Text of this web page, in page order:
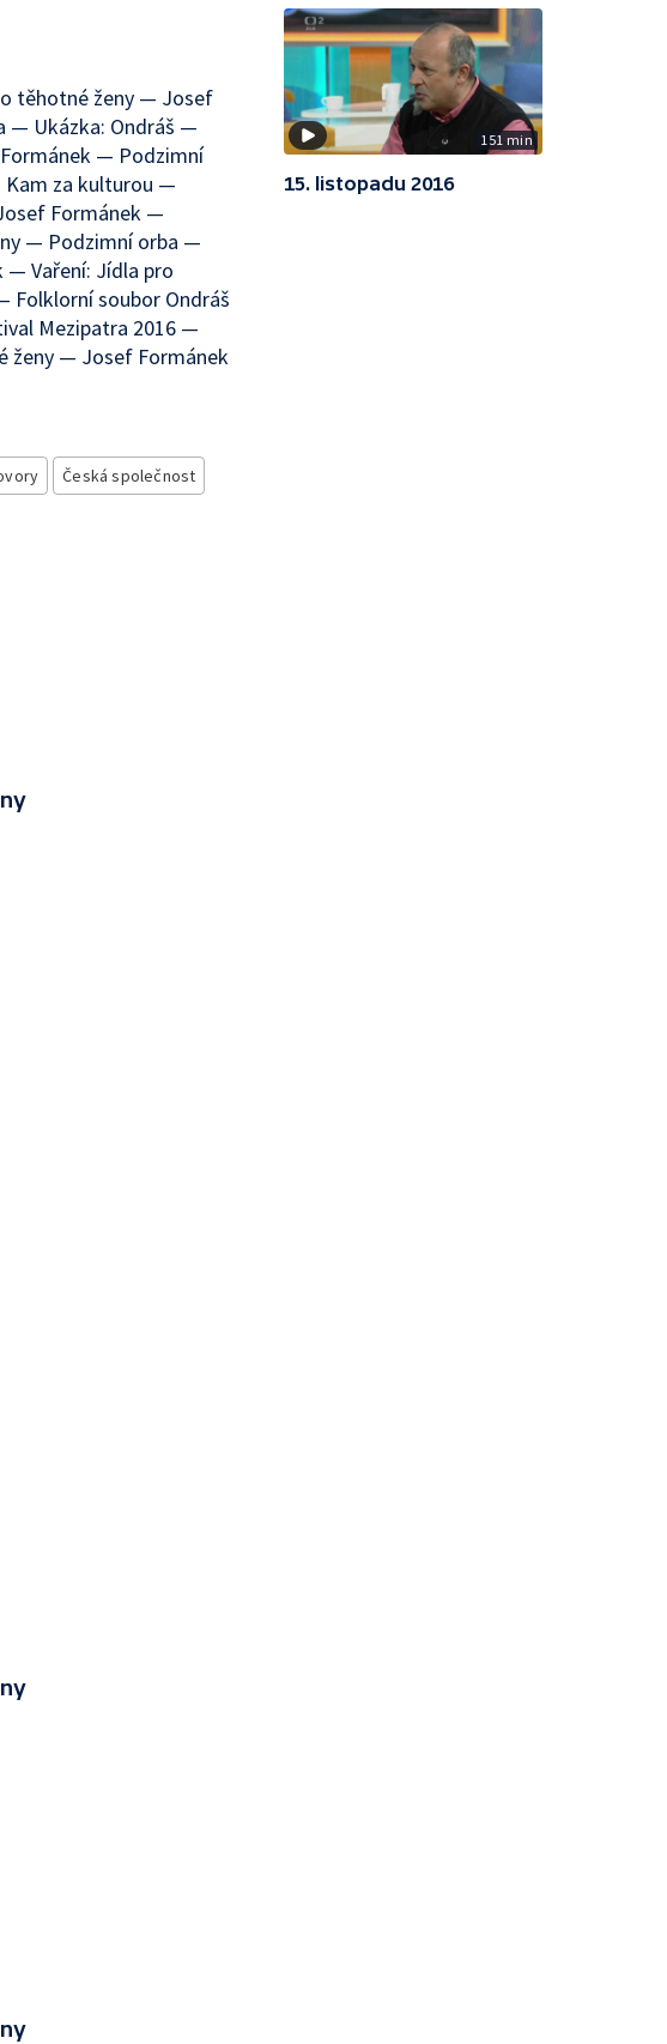
těhotné ženy — Josef
— Ukázka: Ondráš —
— Podzimní
za kulturou —
Formánek —
— Podzimní orba —
Vaření: Jídla pro
soubor Ondráš
Mezipatra 2016 —
ženy — Josef Formánek
Česká společnost
151 min
15. listopadu 2016